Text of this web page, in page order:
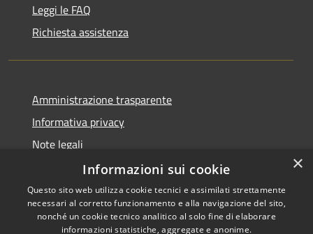
Leggi le FAQ
Richiesta assistenza
Amministrazione trasparente
Informativa privacy
Note legali
Dichiarazione di accessibilità
×
Informazioni sui cookie
Questo sito web utilizza cookie tecnici e assimilati strettamente
necessari al corretto funzionamento e alla navigazione del sito,
nonché un cookie tecnico analitico al solo fine di elaborare
informazioni statistiche, aggregate e anonime.